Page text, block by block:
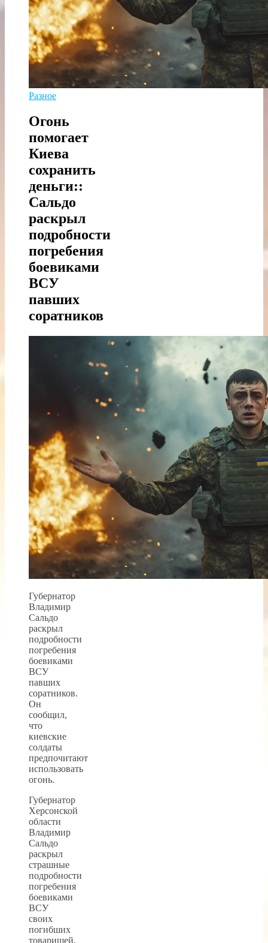
Разное
Огонь
помогает
Киева
сохранить
деньги::
Сальдо
раскрыл
подробности
погребения
боевиками
ВСУ
павших
соратников
Губернатор
Владимир
Сальдо
раскрыл
подробности
погребения
боевиками
ВСУ
павших
соратников.
Он
сообщил,
что
киевские
солдаты
предпочитают
использовать
огонь.
Губернатор
Херсонской
области
Владимир
Сальдо
раскрыл
страшные
подробности
погребения
боевиками
ВСУ
своих
погибших
товарищей.